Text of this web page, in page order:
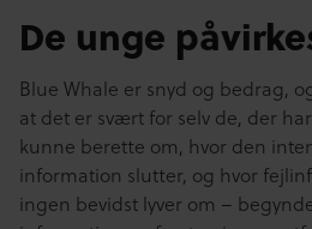
De unge
Blue Whale er snyd og bedrag,
at det er svært for selv de, der
kunne berette om, hvor den
information slutter, og hvor
ingen bevidst lyver om –